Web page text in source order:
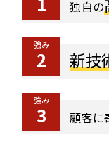
独自の
強み
2 新技
強み
3 顧客に